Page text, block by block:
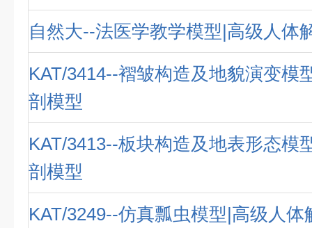
自然大--法医学教学模型|高级人体
KAT/3414--褶皱构造及地貌演变模
剖模型
KAT/3413--板块构造及地表形态模
剖模型
KAT/3249--仿真瓢虫模型|高级人体